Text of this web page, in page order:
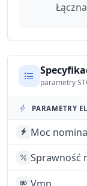
parametry
PARAMETRY
Moc
Sprawność